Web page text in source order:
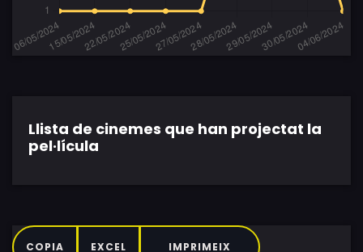
Llista de cinemes que han projectat la
pel·lícula
COPIA EXCEL IMPRIMEIX